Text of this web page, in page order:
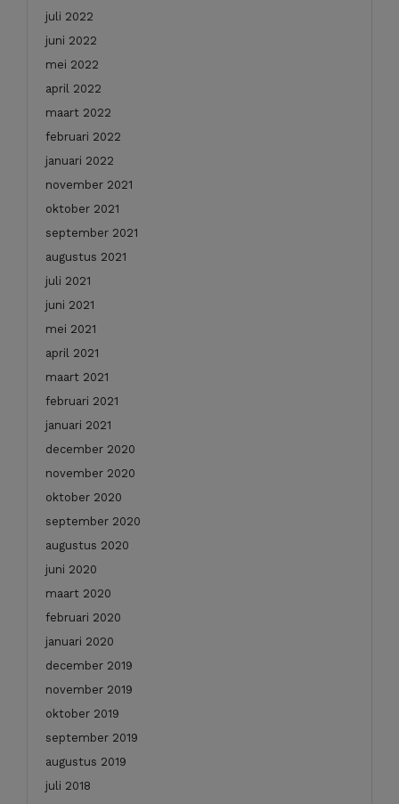
juli 2022
juni 2022
mei 2022
april 2022
maart 2022
februari 2022
januari 2022
november 2021
oktober 2021
september 2021
augustus 2021
juli 2021
juni 2021
mei 2021
april 2021
maart 2021
februari 2021
januari 2021
december 2020
november 2020
oktober 2020
september 2020
augustus 2020
juni 2020
maart 2020
februari 2020
januari 2020
december 2019
november 2019
oktober 2019
september 2019
augustus 2019
juli 2018